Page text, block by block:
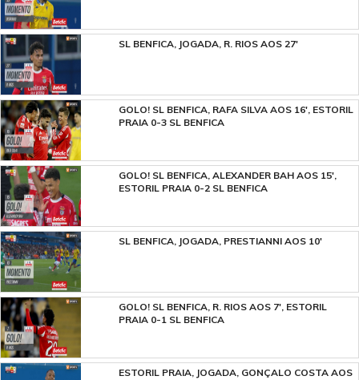
SL BENFICA, JOGADA, R. RIOS AOS 27'
GOLO! SL BENFICA, RAFA SILVA AOS 16', ESTORIL
PRAIA 0-3 SL BENFICA
GOLO! SL BENFICA, ALEXANDER BAH AOS 15',
ESTORIL PRAIA 0-2 SL BENFICA
SL BENFICA, JOGADA, PRESTIANNI AOS 10'
GOLO! SL BENFICA, R. RIOS AOS 7', ESTORIL
PRAIA 0-1 SL BENFICA
ESTORIL PRAIA, JOGADA, GONÇALO COSTA AOS